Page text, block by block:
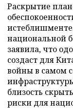
Раскрытие
национальной
заявила, что
создаст для
войны в самом
близость
риски для